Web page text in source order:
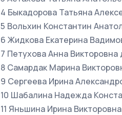
4 Быкадорова Татьяна
5 Вольхин Константин
6 Жидкова Екатерина
7 Петухова Анна
8 Самардак Марина
9 Сергеева Ирина
10 Шабалина Надежда
11 Яньшина Ирина